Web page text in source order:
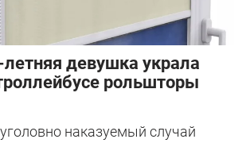
девушка украла
рольшторы
наказуемый случай